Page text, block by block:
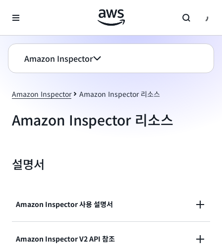
Amazon Inspector
Amazon Inspector Amazon Inspector 리소스
Amazon Inspector 리소스
설명서
Amazon Inspector 사용 설명서
사용 설명서HTML|PDF
Amazon Inspector V2 API 참조